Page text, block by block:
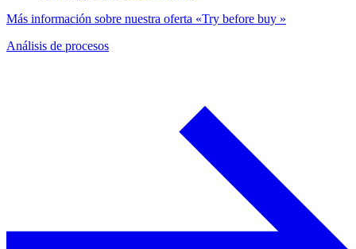
Más información sobre nuestra oferta «Try before buy »
Análisis de procesos